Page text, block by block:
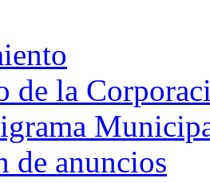
de la
de anuncios